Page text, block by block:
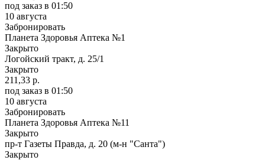
под заказ в 01:50
10 августа
Забронировать
Планета Здоровья Аптека №1
Закрыто
Логойский тракт, д. 25/1
Закрыто
211,33 р.
под заказ в 01:50
10 августа
Забронировать
Планета Здоровья Аптека №11
Закрыто
пр-т Газеты Правда, д. 20 (м-н "Санта")
Закрыто